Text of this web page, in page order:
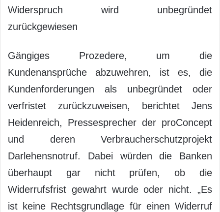
Widerspruch wird unbegründet
zurückgewiesen
Gängiges Prozedere, um die
Kundenansprüche abzuwehren, ist es, die
Kundenforderungen als unbegründet oder
verfristet zurückzuweisen, berichtet Jens
Heidenreich, Pressesprecher der proConcept
und deren Verbraucherschutzprojekt
Darlehensnotruf. Dabei würden die Banken
überhaupt gar nicht prüfen, ob die
Widerrufsfrist gewahrt wurde oder nicht. „Es
ist keine Rechtsgrundlage für einen Widerruf